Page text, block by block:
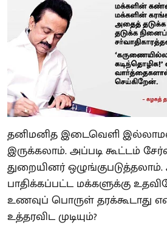
தனிமனித இடைவெளி
இருக்கலாம். அப்படி கூட்டம்
துறையினர்
பாதிக்கப்பட்ட மக்களுக்கு
உணவுப் பொருள் தரக்கூடாது
உத்தரவிட முடியும்?